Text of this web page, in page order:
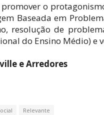
o
Baseada em
resolução de
do Ensino Médio) e
e Arredores
Relevante